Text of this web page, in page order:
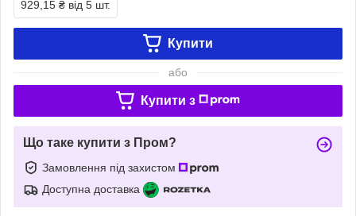
929,15 ₴ від 5 шт.
Купити
або
Купити з
Що таке купити з Пром?
Замовлення під захистом
Доступна доставка